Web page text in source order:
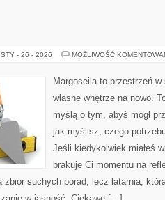
STY - 26 - 2026 MOŻLIWOŚĆ
Margoseila to przestrzeń
własne wnętrze na nowo.
myślą o tym, abyś mógł
jak myślisz, czego
Jeśli kiedykolwiek miałeś
brakuje Ci momentu na
zbiór suchych porad, lecz latarnia,